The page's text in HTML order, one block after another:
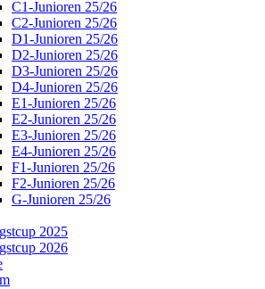
C1-Junioren 25/26
C2-Junioren 25/26
D1-Junioren 25/26
D2-Junioren 25/26
D3-Junioren 25/26
D4-Junioren 25/26
E1-Junioren 25/26
E2-Junioren 25/26
E3-Junioren 25/26
E4-Junioren 25/26
F1-Junioren 25/26
F2-Junioren 25/26
G-Junioren 25/26
2025
2026